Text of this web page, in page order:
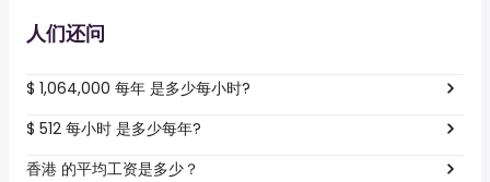
人们还问
$ 1,064,000 每年 是多少每小时?
$ 512 每小时 是多少每年?
香港 的平均工资是多少？